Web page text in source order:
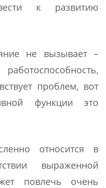
к развитию
не вызывает –
проблем, вот
функции это
относится в
выраженной
повлечь очень